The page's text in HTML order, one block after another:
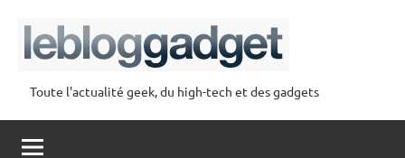
contenu
lebloggadget
Toute l'actualité geek, du high-tech et des gadgets